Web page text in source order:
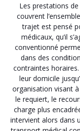
Les prestations de
couvrent
trajet est pensé
médicaux, qu’il
conventionné
dans des
contraintes
leur domicile
organisation visant
le requiert, le
charge plus
intervient alors dans